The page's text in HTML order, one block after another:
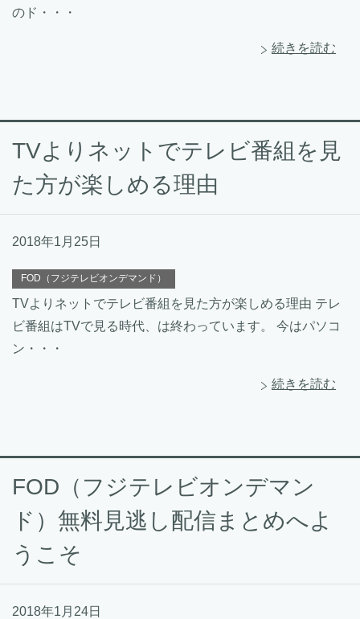
のド・・・
続きを読む
TVよりネットでテレビ番組を見
た方が楽しめる理由
2018年1月25日
FOD（フジテレビオンデマンド）
TVよりネットでテレビ番組を見た方が楽しめる理由 テレ
ビ番組はTVで見る時代、は終わっています。 今はパソコ
ン・・・
続きを読む
FOD（フジテレビオンデマン
ド）無料見逃し配信まとめへよ
うこそ
2018年1月24日